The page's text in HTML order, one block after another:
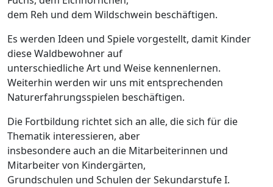
dem Reh und dem Wildschwein beschäftigen.
Es werden Ideen und Spiele vorgestellt, damit Kinder
diese Waldbewohner auf
unterschiedliche Art und Weise kennenlernen.
Weiterhin werden wir uns mit entsprechenden
Naturerfahrungsspielen beschäftigen.
Die Fortbildung richtet sich an alle, die sich für die
Thematik interessieren, aber
insbesondere auch an die Mitarbeiterinnen und
Mitarbeiter von Kindergärten,
Grundschulen und Schulen der Sekundarstufe I.